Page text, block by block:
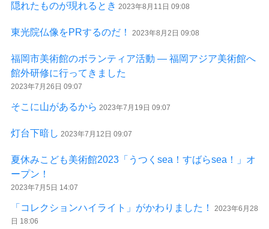
隠れたものが現れるとき 2023年8月11日 09:08
東光院仏像をPRするのだ！ 2023年8月2日 09:08
福岡市美術館のボランティア活動 ― 福岡アジア美術館へ
館外研修に行ってきました
2023年7月26日 09:07
そこに山があるから 2023年7月19日 09:07
灯台下暗し 2023年7月12日 09:07
夏休みこども美術館2023「うつくsea！すばらsea！」オ
ープン！
2023年7月5日 14:07
「コレクションハイライト」がかわりました！
2023年6月28
日 18:06